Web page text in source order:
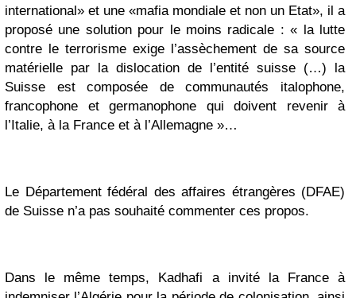
international» et une «mafia mondiale et non un Etat», il a
proposé une solution pour le moins radicale : « la lutte
contre le terrorisme exige l’assèchement de sa source
matérielle par la dislocation de l’entité suisse (…) la
Suisse
est composée de communautés italophone,
francophone et germanophone qui doivent revenir à
l’Italie, à la France et à l’Allemagne »…
Le Département fédéral des affaires étrangères (DFAE)
de Suisse n’a pas souhaité commenter ces propos.
Dans le même temps, Kadhafi a invité la France à